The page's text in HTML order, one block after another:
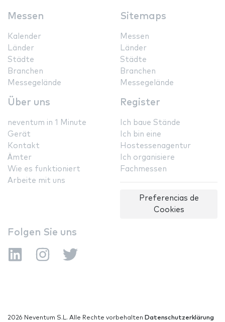
Messen
Kalender
Länder
Städte
Branchen
Messegelände
Sitemaps
Messen
Länder
Städte
Branchen
Messegelände
Über uns
neventum in 1 Minute
Gerät
Kontakt
Ämter
Wie es funktioniert
Arbeite mit uns
Register
Ich baue Stände
Ich bin eine
Hostessenagentur
Ich organisiere
Fachmessen
Preferencias de
Cookies
Folgen Sie uns
2026 Neventum S.L. Alle Rechte vorbehalten Datenschutzerklärung